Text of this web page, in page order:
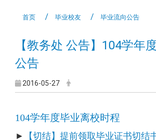
首页 毕业校友 毕业流向公告
【教务处 公告】104学年
公告
2016-05-27
104学年度毕业离校时程
►
【切结】提前领取毕业证书切结